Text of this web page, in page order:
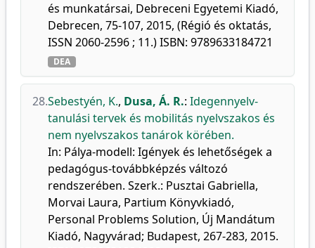
és munkatársai, Debreceni Egyetemi Kiadó,
Debrecen, 75-107, 2015, (Régió és oktatás,
ISSN 2060-2596 ; 11.) ISBN: 9789633184721
DEA
28.Sebestyén, K., Dusa, Á. R.: Idegennyelv-
tanulási tervek és mobilitás nyelvszakos és
nem nyelvszakos tanárok körében.
In: Pálya-modell: Igények és lehetőségek a
pedagógus-továbbképzés változó
rendszerében. Szerk.: Pusztai Gabriella,
Morvai Laura, Partium Könyvkiadó,
Personal Problems Solution, Új Mandátum
Kiadó, Nagyvárad; Budapest, 267-283, 2015.